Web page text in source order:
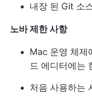
내장 된 Git 소
노바 제한 사항
Mac 운영 체제
드 에디터에는
처음 사용하는